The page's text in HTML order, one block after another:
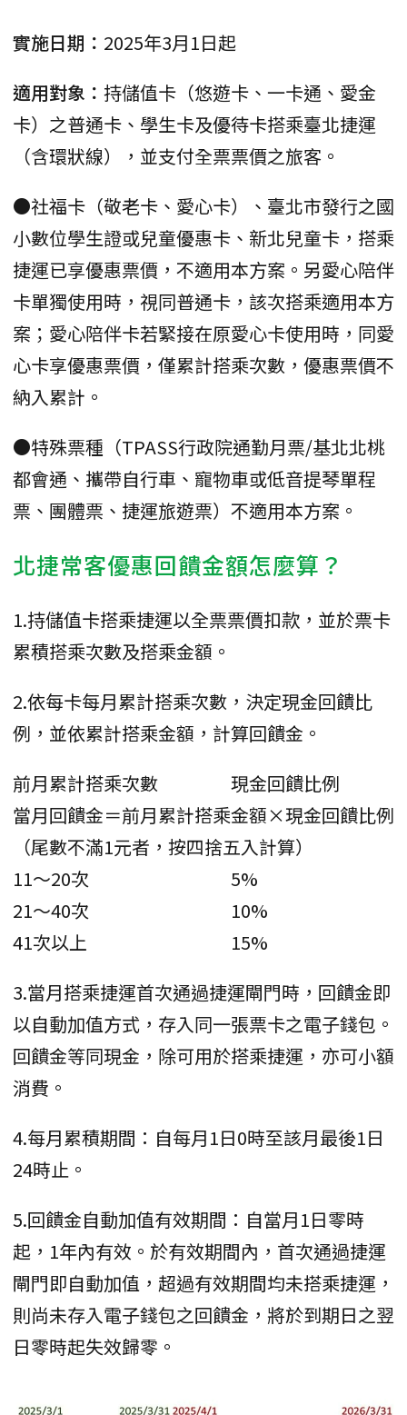
實施日期： 2025年3月1日起
適用對象： 持儲值卡（悠遊卡、一卡通、愛金
卡）之普通卡、學生卡及優待卡搭乘臺北捷運
（含環狀線），並支付全票票價之旅客。
●社福卡（敬老卡、愛心卡）、臺北市發行之國
小數位學生證或兒童優惠卡、新北兒童卡，搭乘
捷運已享優惠票價，不適用本方案。另愛心陪伴
卡單獨使用時，視同普通卡，該次搭乘適用本方
案；愛心陪伴卡若緊接在原愛心卡使用時，同愛
心卡享優惠票價，僅累計搭乘次數，優惠票價不
納入累計。
●特殊票種（TPASS行政院通勤月票/基北北桃
都會通、攜帶自行車、寵物車或低音提琴單程
票、團體票、捷運旅遊票）不適用本方案。
北捷常客優惠回饋金額怎麼算？
1.持儲值卡搭乘捷運以全票票價扣款，並於票卡
累積搭乘次數及搭乘金額。
2.依每卡每月累計搭乘次數，決定現金回饋比
例，並依累計搭乘金額，計算回饋金。
前月累計搭乘次數
現金回饋比例
當月回饋金＝前月累計搭乘金額×現金回饋比例
（尾數不滿1元者，按四捨五入計算）
11～20次
5%
21～40次
10%
41次以上
15%
3.當月搭乘捷運首次通過捷運閘門時，回饋金即
以自動加值方式，存入同一張票卡之電子錢包。
回饋金等同現金，除可用於搭乘捷運，亦可小額
消費。
4.每月累積期間：自每月1日0時至該月最後1日
24時止。
5.回饋金自動加值有效期間：自當月1日零時
起，1年內有效。於有效期間內，首次通過捷運
閘門即自動加值，超過有效期間均未搭乘捷運，
則尚未存入電子錢包之回饋金，將於到期日之翌
日零時起失效歸零。